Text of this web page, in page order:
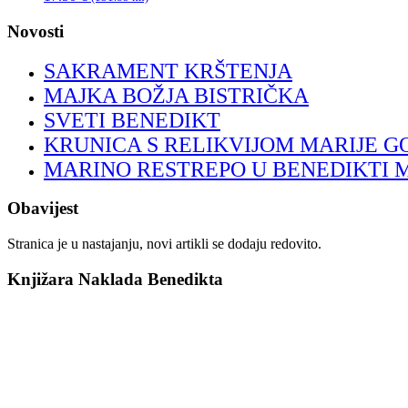
Novosti
SAKRAMENT KRŠTENJA
MAJKA BOŽJA BISTRIČKA
SVETI BENEDIKT
KRUNICA S RELIKVIJOM MARIJE
MARINO RESTREPO U BENEDIKTI
Obavijest
Stranica je u nastajanju, novi artikli se dodaju redovito.
Knjižara Naklada Benedikta